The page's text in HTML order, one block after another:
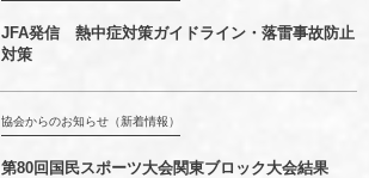
JFA発信 熱中症対策ガイドライン・落雷事故防止
対策
協会からのお知らせ（新着情報）
第80回国民スポーツ大会関東ブロック大会結果